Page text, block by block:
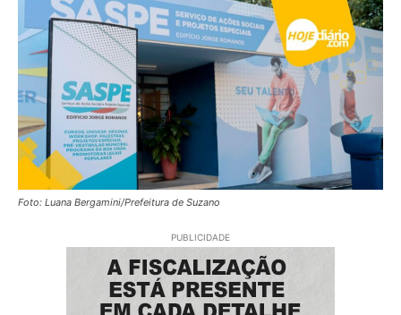
Foto: Luana Bergamini/Prefeitura de Suzano
PUBLICIDADE